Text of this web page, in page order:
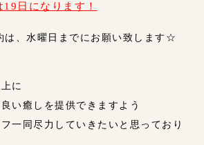
19 日になります！
、 水曜日までにお願い致します☆
に
い癒しを提供できますよう
一同尽力していきたいと思っており